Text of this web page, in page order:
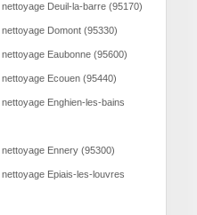
nettoyage Deuil-la-barre (95170)
Domont (95330)
Eaubonne (95600)
Ecouen (95440)
Enghien-les-bains
nettoyage Ennery (95300)
nettoyage Epiais-les-louvres